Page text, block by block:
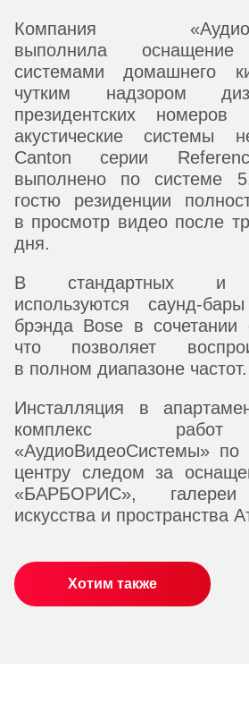
Компания
выполнила оснащение
системами домашнего
чутким надзором
президентских
акустические системы
Canton серии
выполнено по системе
гостю резиденции
в просмотр видео после
дня.
В стандартных и
используются саунд-
брэнда Bose в сочетании
что позволяет
в полном диапазоне частот.
Инсталляция в
комплекс работ
«АудиоВидеоСистемы» по
центру следом за
«БАРБОРИС», галереи
искусства и пространства
Хотим также